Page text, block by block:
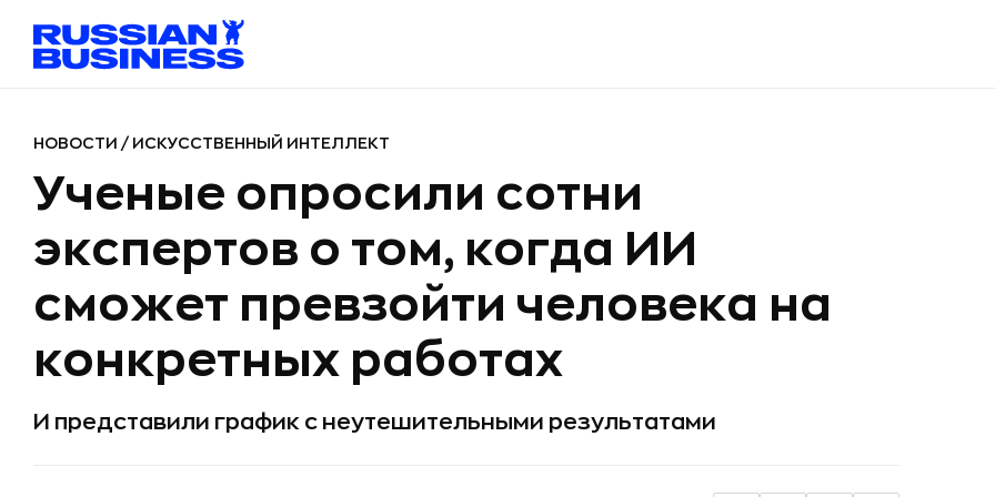
НОВОСТИ / ИСКУССТВЕННЫЙ ИНТЕЛЛЕКТ
Ученые опросили сотни
экспертов о том, когда ИИ
сможет превзойти человека на
конкретных работах
И представили график с неутешительными результатами